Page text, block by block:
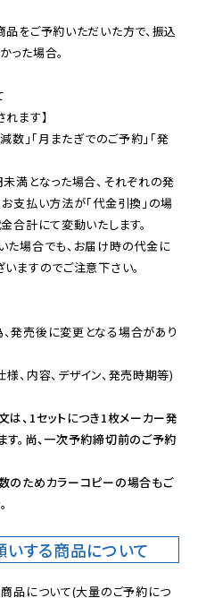
をご予約いただいた方で、振込
た場合。
ます】
数」「月またぎでのご予約」「発
満となった場合、それぞれの発
支払い方法が「代金引換」の場
場合でも、お届け時の代金に
ますのでご注意下さい。
発売後に変更となる場合があり
内容、デザイン、発売時期等)
、1セットにつき1枚メーカー発
。尚、一次予約締切前のご予約
のためカラーコピーの場合もご
する商品について
品について(大量のご予約につ